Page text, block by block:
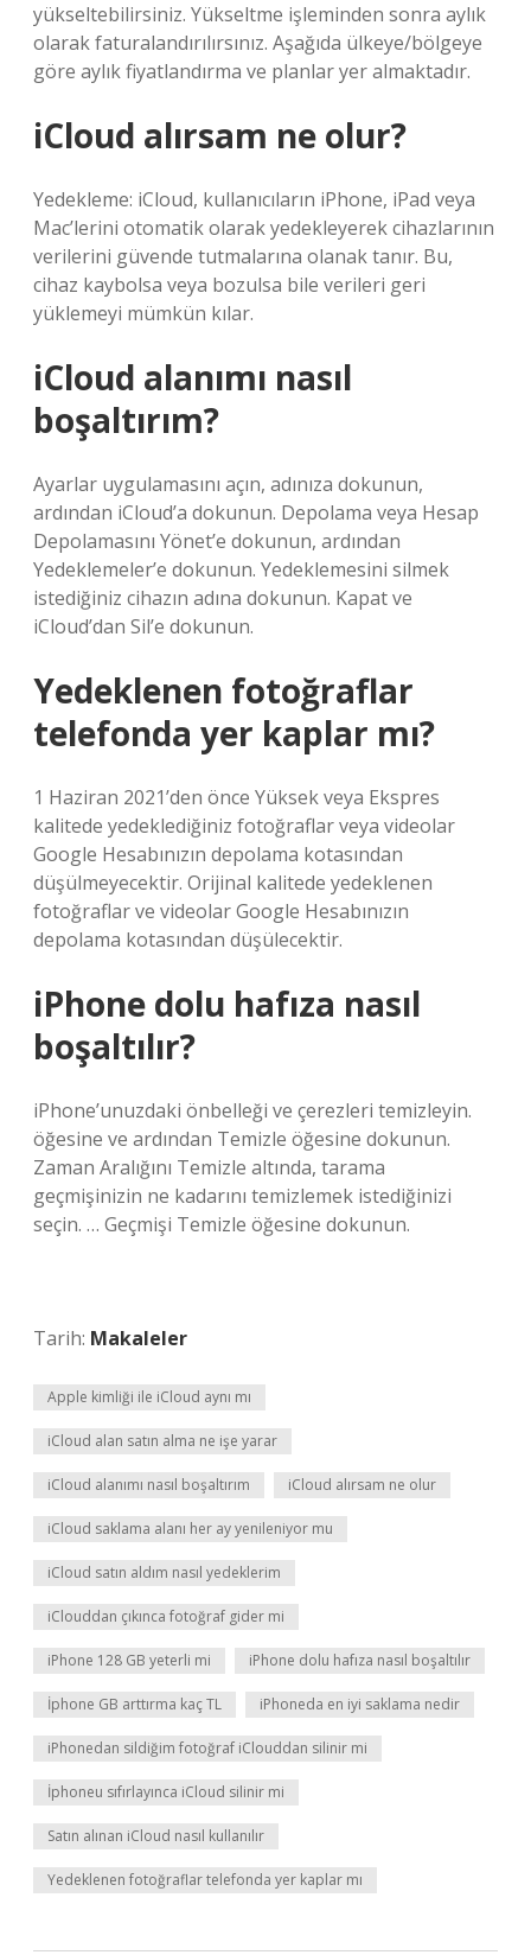
yükseltebilirsiniz. Yükseltme işleminden sonra aylık
olarak faturalandırılırsınız. Aşağıda ülkeye/bölgeye
göre aylık fiyatlandırma ve planlar yer almaktadır.
iCloud alırsam ne olur?
Yedekleme: iCloud, kullanıcıların iPhone, iPad veya
Mac’lerini otomatik olarak yedekleyerek cihazlarının
verilerini güvende tutmalarına olanak tanır. Bu,
cihaz kaybolsa veya bozulsa bile verileri geri
yüklemeyi mümkün kılar.
iCloud alanımı nasıl
boşaltırım?
Ayarlar uygulamasını açın, adınıza dokunun,
ardından iCloud’a dokunun. Depolama veya Hesap
Depolamasını Yönet’e dokunun, ardından
Yedeklemeler’e dokunun. Yedeklemesini silmek
istediğiniz cihazın adına dokunun. Kapat ve
iCloud’dan Sil’e dokunun.
Yedeklenen fotoğraflar
telefonda yer kaplar mı?
1 Haziran 2021’den önce Yüksek veya Ekspres
kalitede yedeklediğiniz fotoğraflar veya videolar
Google Hesabınızın depolama kotasından
düşülmeyecektir. Orijinal kalitede yedeklenen
fotoğraflar ve videolar Google Hesabınızın
depolama kotasından düşülecektir.
iPhone dolu hafıza nasıl
boşaltılır?
iPhone’unuzdaki önbelleği ve çerezleri temizleyin.
öğesine ve ardından Temizle öğesine dokunun.
Zaman Aralığını Temizle altında, tarama
geçmişinizin ne kadarını temizlemek istediğinizi
seçin. … Geçmişi Temizle öğesine dokunun.
Tarih: Makaleler
Apple kimliği ile iCloud aynı mı
iCloud alan satın alma ne işe yarar
iCloud alanımı nasıl boşaltırım iCloud alırsam ne olur
iCloud saklama alanı her ay yenileniyor mu
iCloud satın aldım nasıl yedeklerim
iClouddan çıkınca fotoğraf gider mi
iPhone 128 GB yeterli mi iPhone dolu hafıza nasıl boşaltılır
İphone GB arttırma kaç TL iPhoneda en iyi saklama nedir
iPhonedan sildiğim fotoğraf iClouddan silinir mi
İphoneu sıfırlayınca iCloud silinir mi
Satın alınan iCloud nasıl kullanılır
Yedeklenen fotoğraflar telefonda yer kaplar mı